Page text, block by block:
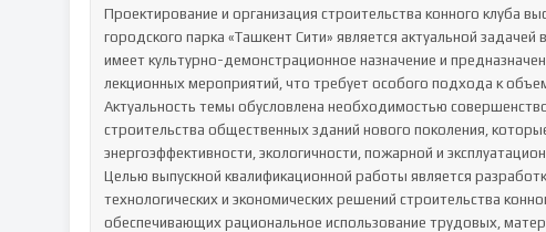
Проектирование и организация строительства конного клуба
городского парка «Ташкент Сити» является актуальной
имеет культурно-демонстрационное назначение и
лекционных мероприятий, что требует особого подхода к
Актуальность темы обусловлена необходимостью
строительства общественных зданий нового поколения,
энергоэффективности, экологичности, пожарной и
Целью выпускной квалификационной работы является
технологических и экономических решений строительства
обеспечивающих рациональное использование трудовых,